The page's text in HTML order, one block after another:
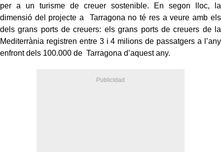
per a un turisme de creuer sostenible. En segon lloc, la
dimensió del projecte a Tarragona no té res a veure amb els
dels grans ports de creuers: els grans ports de creuers de la
Mediterrània registren entre 3 i 4 milions de passatgers a l’any
enfront dels 100.000 de Tarragona d’aquest any.